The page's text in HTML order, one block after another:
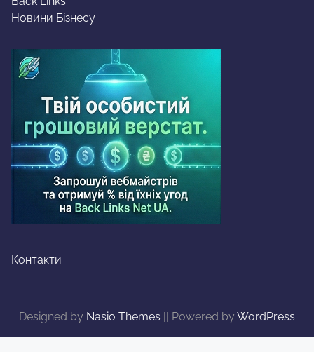
Новини Бізнесу
Контакти
Designed by Nasio Themes || Powered by WordPress